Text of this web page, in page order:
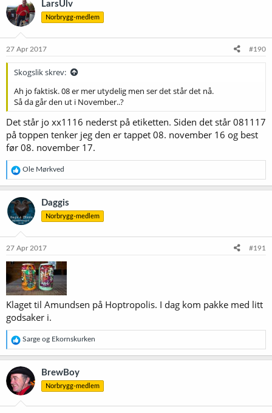
LarsUlv
Norbrygg-medlem
27 Apr 2017 #190
Skogslik skrev:
Ah jo faktisk. 08 er mer utydelig men ser det står det nå.
Så da går den ut i November..?
Det står jo xx1116 nederst på etiketten. Siden det står 081117
på toppen tenker jeg den er tappet 08. november 16 og best
før 08. november 17.
R
e
a
k
s
j
o
e
:
Ole Mørkved
Daggis
Norbrygg-medlem
27 Apr 2017 #191
Klaget til Amundsen på Hoptropolis. I dag kom pakke med litt
godsaker i.
R
e
a
k
s
j
o
Sarge og Ekornskurken
BrewBoy
Norbrygg-medlem